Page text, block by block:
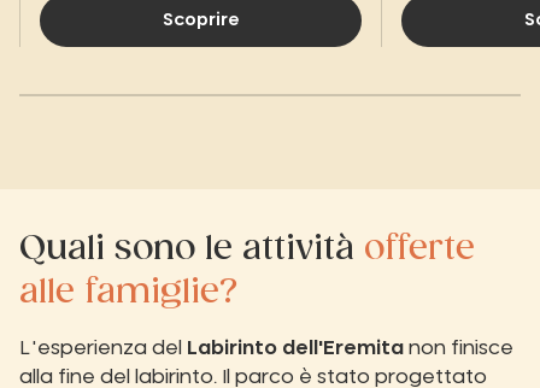
Scoprire
Quali sono le attività offerte
alle famiglie?
L'esperienza del Labirinto dell'Eremita non finisce
alla fine del labirinto. Il parco è stato progettato